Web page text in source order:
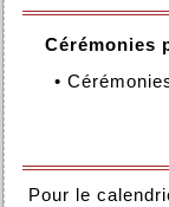
Cérémonies
•
Pour le